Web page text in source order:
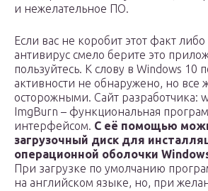
и нежелательное ПО.
Если вас не коробит этот факт
антивирус смело берите это
пользуйтесь. К слову в Windows 10
активности не обнаружено, но все
осторожными. Сайт разработчика:
ImgBurn – функциональная
интерфейсом. С её помощью
загрузочный диск для
операционной оболочки
При загрузке по умолчанию
на английском языке, но, при